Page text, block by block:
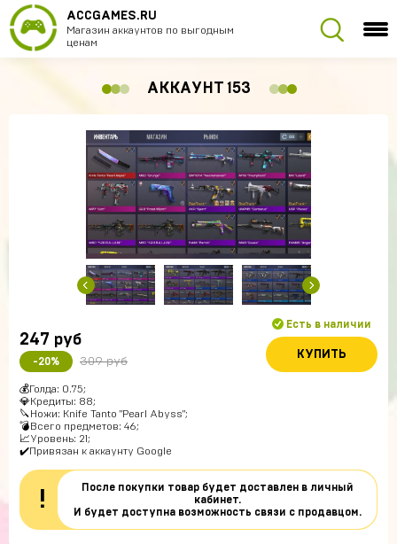
ACCGAMES.RU
Магазин аккаунтов по выгодным
ценам
АККАУНТ 153
247 руб
-20% 309 руб
Есть в наличии
КУПИТЬ
💰Голда: 0.75;
💎Кредиты: 88;
🔪Ножи: Knife Tanto "Pearl Abyss";
💣Всего предметов: 46;
📈Уровень: 21;
✔️Привязан к аккаунту Google
!
После покупки товар будет доставлен в личный
кабинет.
И будет доступна возможность связи с продавцом.